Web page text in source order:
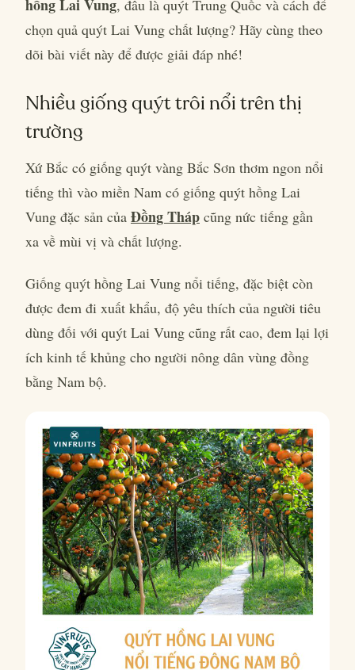
hồng Lai Vung, đâu là quýt Trung Quốc và cách để
chọn quả quýt Lai Vung chất lượng? Hãy cùng theo
dõi bài viết này để được giải đáp nhé!
Nhiều giống quýt trôi nổi trên thị
trường
Xứ Bắc có giống quýt vàng Bắc Sơn thơm ngon nổi
tiếng thì vào miền Nam có giống quýt hồng Lai
Vung đặc sản của Đồng Tháp cũng nức tiếng gần
xa về mùi vị và chất lượng.
Giống quýt hồng Lai Vung nổi tiếng, đặc biệt còn
được đem đi xuất khẩu, độ yêu thích của người tiêu
dùng đối với quýt Lai Vung cũng rất cao, đem lại lợi
ích kinh tế khủng cho người nông dân vùng đồng
bằng Nam bộ.